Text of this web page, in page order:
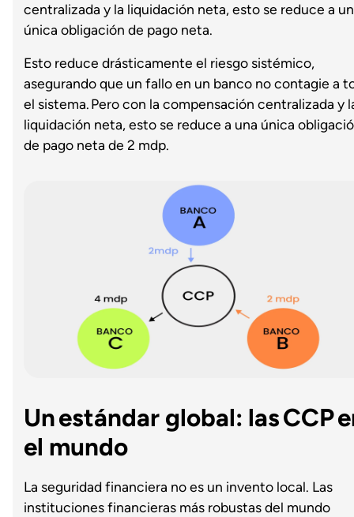
centralizada y la liquidación neta, esto se reduce a
única obligación de pago neta.
Esto reduce drásticamente el riesgo sistémico,
asegurando que un fallo en un banco no contagie a
el sistema. Pero con la compensación centralizada y
liquidación neta, esto se reduce a una única
de pago neta de 2 mdp.
Un estándar global: las CCP
el mundo
La seguridad financiera no es un invento local. Las
instituciones financieras más robustas del mundo